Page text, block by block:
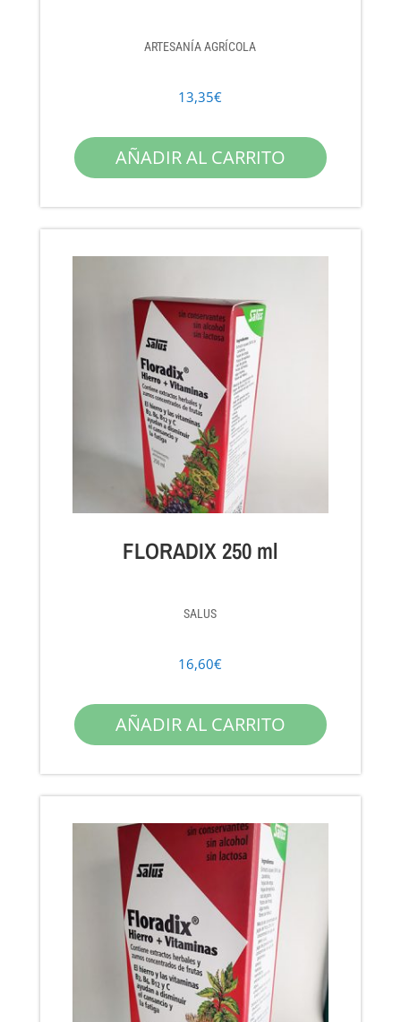
ARTESANÍA AGRÍCOLA
13,35€
AÑADIR AL CARRITO
FLORADIX 250 ml
SALUS
16,60€
AÑADIR AL CARRITO